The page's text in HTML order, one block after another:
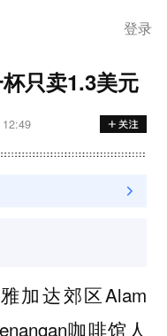
登录
只卖1.3美元
加达郊区Alam
咖啡馆人